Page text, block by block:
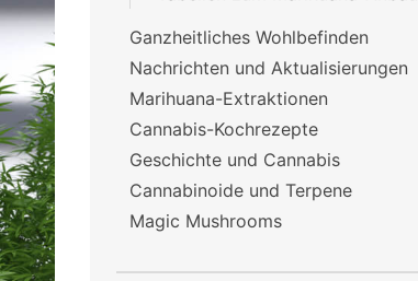
Ganzheitliches Wohlbefinden
Nachrichten und Aktualisierungen
Marihuana-Extraktionen
Cannabis-Kochrezepte
Geschichte und Cannabis
Cannabinoide und Terpene
Magic Mushrooms